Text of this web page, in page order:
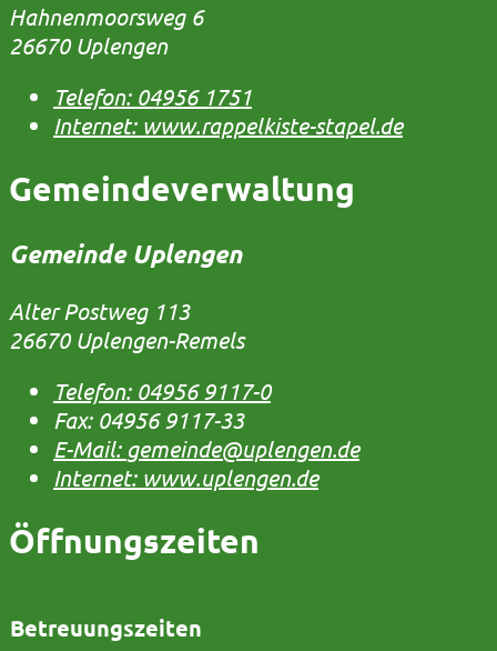
Hahnenmoorsweg 6
26670 Uplengen
Telefon: 04956 1751
Internet: www.rappelkiste-stapel.de
Gemeindeverwaltung
Gemeinde Uplengen
Alter Postweg 113
26670 Uplengen-Remels
Telefon: 04956 9117-0
Fax: 04956 9117-33
E-Mail: gemeinde@uplengen.de
Internet: www.uplengen.de
Öffnungszeiten
Betreuungszeiten